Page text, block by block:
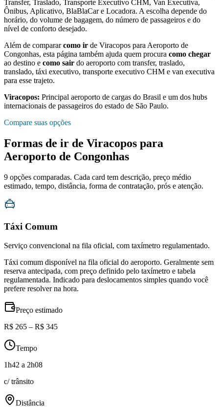
Transfer, Traslado, Transporte Executivo CHM, Van Executiva,
Ônibus, Aplicativo, BlaBlaCar e Locadora. A escolha depende do
horário, do volume de bagagem, do número de passageiros e do
nível de conforto desejado.
Além de compararcomo ir de Viracopos para Aeroporto de
Congonhas, esta página também ajuda quem procura como chegar
ao destino e como sair do aeroporto com transfer, traslado,
translado, táxi executivo, transporte executivo CHM e van executiva
para esse trajeto.
Viracopos: Principal aeroporto de cargas do Brasil e um dos hubs
internacionais de passageiros do estado de São Paulo.
Compare suas opções
Formas de ir de Viracopos para
Aeroporto de Congonhas
9 opções comparadas. Cada card tem descrição, preço médio
estimado, tempo, distância, forma de contratação, prós e atenção.
Táxi Comum
Serviço convencional na fila oficial, com taxímetro regulamentado.
Táxi comum disponível na fila oficial do aeroporto. Geralmente sem
reserva antecipada, com preço definido pelo taxímetro e tabela
regulamentada. Indicado para deslocamentos simples quando você
prefere resolver na hora.
Preço estimado
R$ 265 – R$ 345
Tempo
1h42 a 2h08
c/ trânsito
Distância